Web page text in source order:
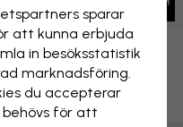
Sverige
Spara
sparar
att kunna erbjuda
in besöks­statistik
marknads­föring.
du accepterar
för att